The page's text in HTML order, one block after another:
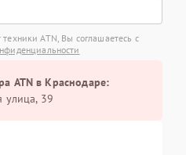
ATN, Вы соглашаетесь с
ATN в Краснодаре:
улица, 39